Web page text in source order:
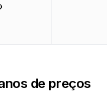
de preços